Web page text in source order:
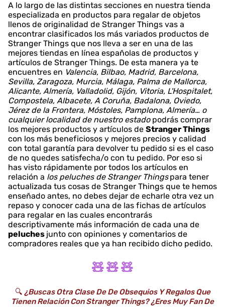
A lo largo de las distintas secciones en nuestra tienda
especializada en productos para regalar de objetos
llenos de originalidad de Stranger Things vas a
encontrar clasificados los más variados productos de
Stranger Things que nos lleva a ser en una de las
mejores tiendas en línea españolas de productos y
artículos de Stranger Things. De esta manera ya te
encuentres en Valencia, Bilbao, Madrid, Barcelona,
Sevilla, Zaragoza, Murcia, Málaga, Palma de Mallorca,
Alicante, Almería, Valladolid, Gijón, Vitoria, L'Hospitalet,
Compostela, Albacete, A Coruña, Badalona, Oviedo,
Jérez de la Frontera, Móstoles, Pamplona, Almería… o
cualquier localidad de nuestro estadopodrás comprar
los mejores productos y artículos de Stranger Things
con los más beneficiosos y mejores precios y calidad
con total garantía para devolver tu pedido si es el caso
de no quedes satisfecha/o con tu pedido. Por eso si
has visto rápidamente por todos los artículos en
relación a los peluches de Stranger Things para tener
actualizada tus cosas de Stranger Things que te hemos
enseñado antes, no debes dejar de echarle otra vez un
repaso y conocer cada una de las fichas de artículos
para regalar en las cuales encontrarás
descriptivamente más información de cada una de
peluches junto con opiniones y comentarios de
compradores reales que ya han recibido dicho pedido.
🧸 🧸 🧸
🔍 ¿Buscas Otra Clase De De Obsequios Y Regalos Que
Tienen Relación Con Stranger Things? ¿Eres Muy Fan De